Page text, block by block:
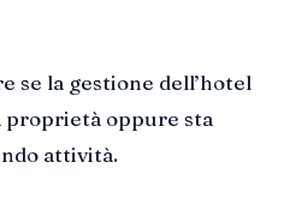
se la gestione dell’hotel
proprietà oppure sta
attività.